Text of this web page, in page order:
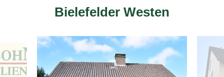
Bielefelder Westen